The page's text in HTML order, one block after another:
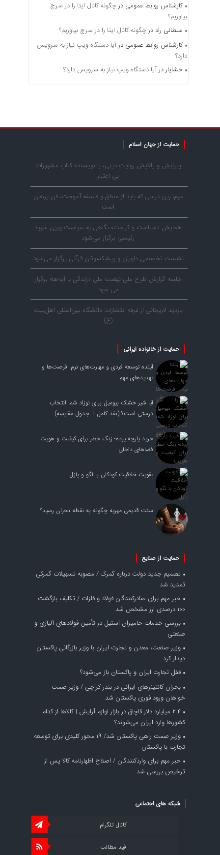
کارشناس روابط عمومی در چگونه کانال ایتا را در سرچ
بیاوریم؟
سلطانی راد در چگونه کانال ایتا را در سرچ بیاوریم؟
کارشناس روابط عمومی در آیا دستگاه ویپ نیاز به سرویس
دارد؟
خشایار در آیا دستگاه ویپ نیاز به سرویس دارد؟
حمایت از جهان اسلام
پیرایش و پالایش روایات دینی، با نویسنده کتاب مشهورات
بی اعتبار
مهم‌ترین درسی که باید از منطق و فلسفه آموخت، فن برهان
است
همایش «سیاست و کرامت» نگاهی به سیاست ورزی شهید
رئیسی برگزار می‌شود
نشست تخصصی داوران و پیشکسوتان قرآنی برگزار می‌شود
جلسه گزارش طرح ملی نهضت ملی «زندگی با آیه‌ها» برگزار
می شود
بازدید لاریجانی از غرفه انتشارات دانشگاه بین‌المللی اهل‌بیت
(ع)
حمایت از خانواده ایرانی
آینده توسعه فردی و مهارت‌های نرم: فرصت‌ها و
تهدیدهای مهم
آیا شیر خشک بیومیل برای نوزاد شما انتخاب
درستی است؟ (نقد کامل + جدول مقایسه)
خرید پارچه پرده؛ زنگ خطر برای کیفیت و هویت
فضاهای داخلی
تقویت خلاقیت کودکان با لگو و پازل
سنت قدیمی مهریه چگونه به نقطه بحران رسید؟
حمایت از صنایع
تصمیم جدید دولت درباره گمرک / مصوبه تسهیلات گمرکی
تمدید شد
خبر مهم برای صادرکنندگان فولاد و فلزات / تکلیف بازگشت
۱۰۰ درصدی ارز مشخص شد
بررسی خدمات حامیران استیل در تأمین فولادهای آلیاژی و
صنعتی
وزیر صنعت، معدن و تجارت ایران با وزیر بازرگانی پاکستان
دیدار کرد
قفل تجارت ایران و پاکستان باز می‌شود؟
بحران کانتینر‌های ایرانی در بندر کراچی / وزیر صمت
خواهان ورود فوری پاکستان شد
۲.۴ میلیارد دلار قاچاق در بازار لوازم آرایش | کالاها از کدام
کشورها وارد ایران می‌شوند؟
وزیر صمت راهی پاکستان شد/ ۱۹ محور کلیدی برای توسعه
تجارت با پاکستان
خبر مهم برای واردکنندگان / اصلاح اظهارنامه کالا پس از
ترخیص بررسی شد
شبکه های اجتماعی
کانال تلگرام
فید مطالب